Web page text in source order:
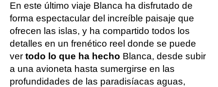
En este último viaje Blanca ha disfrutado de
forma espectacular del increíble paisaje que
ofrecen las islas, y ha compartido todos los
detalles en un frenético reel donde se puede
ver todo lo que ha hecho Blanca, desde subir
a una avioneta hasta sumergirse en las
profundidades de las paradisíacas aguas,